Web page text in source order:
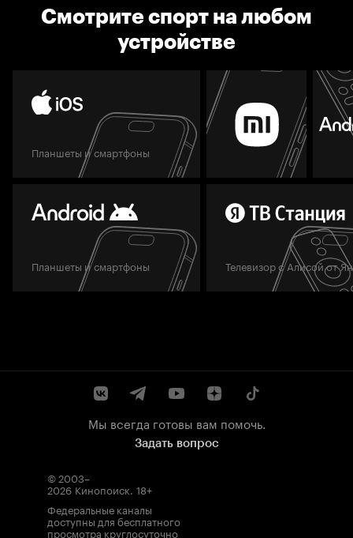
Смотрите спорт на любом
устройстве
Планшеты и смартфоны
Планшеты и смартфоны Телевизор с Алисой от
Мы всегда готовы вам помочь.
Задать вопрос
© 2003–
2026 Кинопоиск. 18+
Федеральные каналы
доступны для бесплатного
просмотра круглосуточно